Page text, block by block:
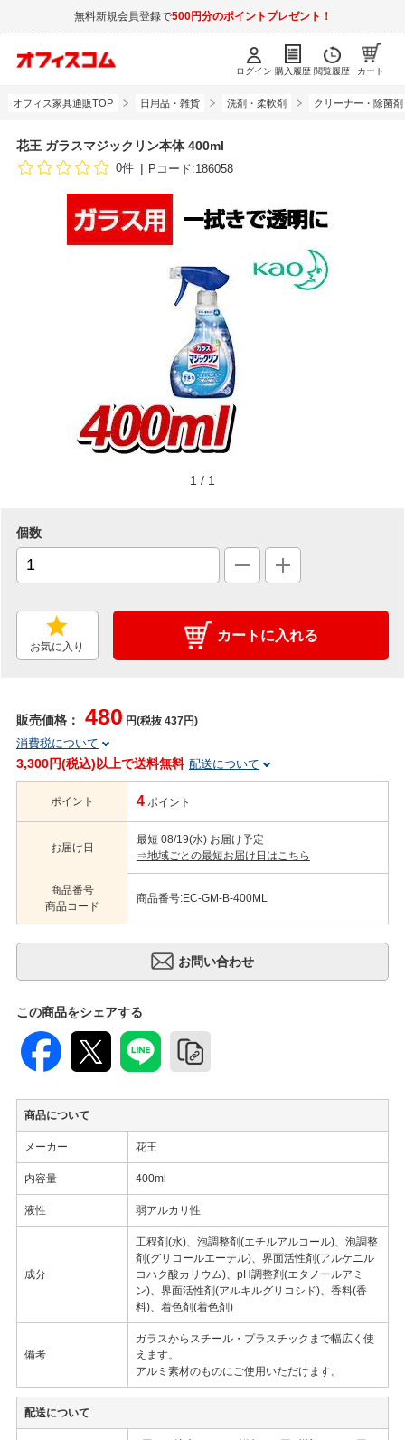
無料新規会員登録で500円分のポイントプレゼント！
ログイン 購入履歴 閲覧履歴 カート
オフィス家具通販TOP 日用品・雑貨 洗剤・柔軟剤 クリーナー・除菌剤
花王 ガラスマジックリン本体 400ml
0件 Pコード:186058
1 / 1
個数
お気に入り
カートに入れる
販売価格： 480 円(税抜 437円)
消費税について
3,300円(税込)以上で送料無料 配送について
ポイント 4 ポイント
お届け日
最短 08/19(水) お届け予定
⇒地域ごとの最短お届け日はこちら
商品番号
商品コード
商品番号:EC-GM-B-400ML
この商品をシェアする
商品について
メーカー 花王
内容量 400ml
液性 弱アルカリ性
成分
工程剤(水)、泡調整剤(エチルアルコール)、泡調整
剤(グリコールエーテル)、界面活性剤(アルケニル
コハク酸カリウム)、pH調整剤(エタノールアミ
ン)、界面活性剤(アルキルグリコシド)、香料(香
料)、着色剤(着色剤)
備考
ガラスからスチール・プラスチックまで幅広く使
えます。
アルミ素材のものにご使用いただけます。
配送について